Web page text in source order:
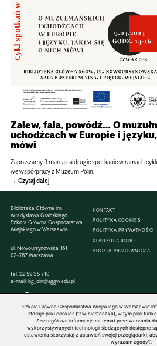
Zalew, fala, powódź… O
uchodźcach w Europie i
mówi
Zapraszamy 9 marca na drugie spotkanie w ramach
we współpracy z Muzeum Polin.
Czytaj dalej
Biblioteka Główna im.
Władysława Grabskiego
Szkoła Główna Gospodarstwa
Wiejskiego w Warszawie
ul. Nowoursynowska 161
02-787 Warszawa
tel. 22 59 35 710
e-mail:bg_oin@sggw.edu.pl
KONTAKT
POLITYKA COOKIES
POLITYKA PRYWATNOŚCI
KLAUZULA RODO
POCZTA PRACOWNICZA
© 1816–2026 SGGW — ALL RIGHTS
Szkoła Główna Gospodarstwa Wiejskiego w Warszawie
stosuje pliki cookies (tzw. ciasteczka), w tym pliki
Szczegółowe informacje na temat przetwarzania
wykorzystywanych technologii śledzących dostępne są
ustawienia skorzystaj z ustawień swojej przeglądarki,
wyrażam zgody\".